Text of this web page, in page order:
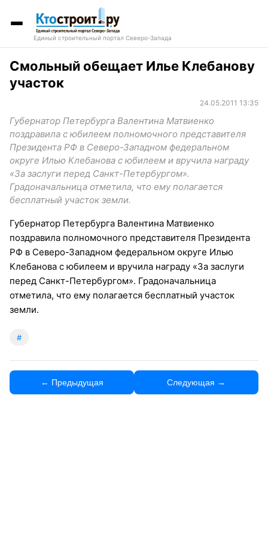
Единый строительный портал Северо-Запада
Смольный обещает Илье Клебанову
участок
24.05.2011 13:35
Губернатор Петербурга Валентина Матвиенко
поздравила с юбилеем полномочного представителя
Президента РФ в Северо-Западном федеральном
округе Илью Клебанова с юбилеем и вручила награду
«За заслуги перед Санкт-Петербургом».
Градоначальница отметила, что ему полагается
бесплатный участок земли.
Губернатор Петербурга Валентина Матвиенко
поздравила полномочного представителя Президента
РФ в Северо-Западном федеральном округе Илью
Клебанова с юбилеем и вручила награду «За заслуги
перед Санкт-Петербургом». Градоначальница
отметила, что ему полагается бесплатный участок
земли.
#
← Предыдущая Следующая →